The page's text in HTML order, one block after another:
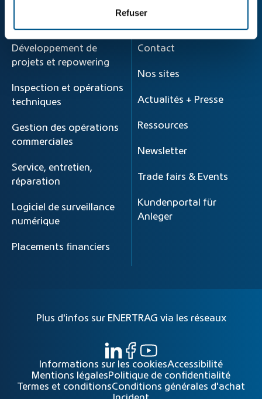
Refuser
Développement de
projets et repowering
Inspection et opérations
techniques
Gestion des opérations
commerciales
Service, entretien,
réparation
Logiciel de surveillance
numérique
Placements financiers
Info
Contact
Nos sites
Actualités + Presse
Ressources
Newsletter
Trade fairs & Events
Kundenportal für
Anleger
Plus d'infos sur ENERTRAG via les réseaux
Informations sur les cookiesAccessibilité
Mentions légalesPolitique de confidentialité
Termes et conditionsConditions générales d'achat